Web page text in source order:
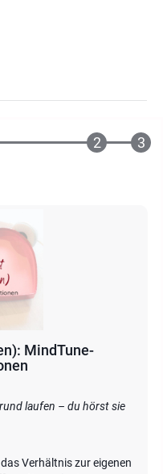
MindTune-
laufen – du hörst sie
Verhältnis zur eigenen